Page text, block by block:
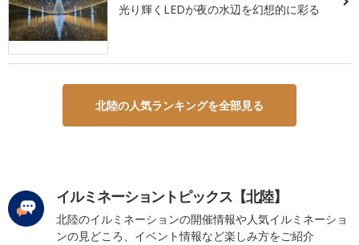
光り輝くLEDが夜の水辺を幻想的に彩る
北陸の人気ランキングを全部見る
イルミネーショントピックス【北陸】
北陸のイルミネーションの開催情報や人気イルミネーショ
ンの見どころ、イベント情報など楽しみ方をご紹介